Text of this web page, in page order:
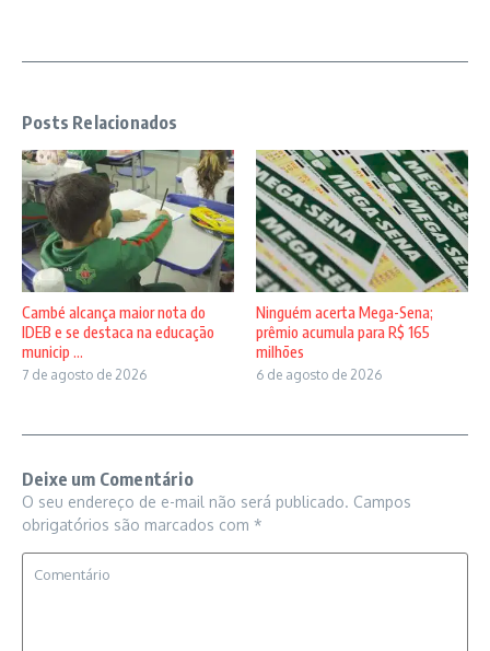
Posts Relacionados
Cambé alcança maior nota do
IDEB e se destaca na educação
municip ...
7 de agosto de 2026
Ninguém acerta Mega-Sena;
prêmio acumula para R$ 165
milhões
6 de agosto de 2026
Deixe um Comentário
O seu endereço de e-mail não será publicado. Campos
obrigatórios são marcados com *